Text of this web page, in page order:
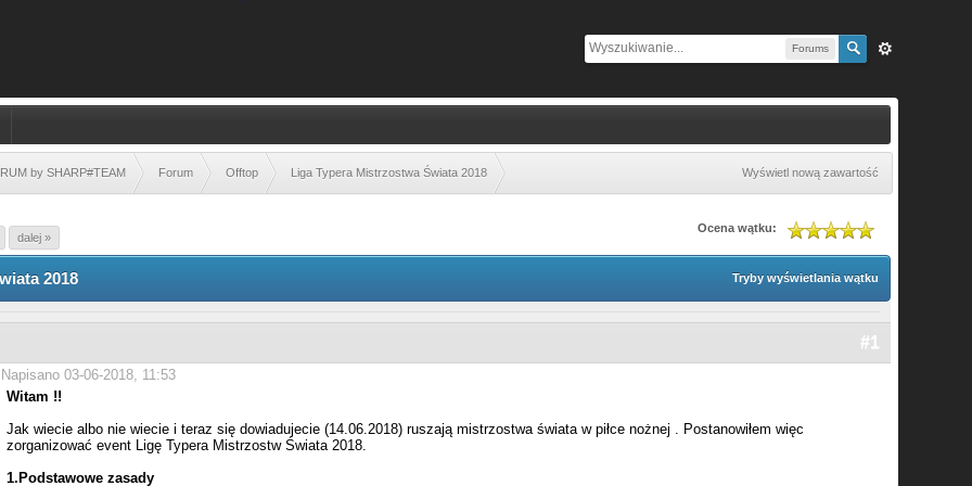
Forums
by SHARP#TEAM Forum Offtop Liga Typera Mistrzostwa Świata 2018 Wyświetl nową zawartość
dalej »
Ocena wątku:
Tryby wyświetlania wątku
2018
#1
Napisano 03-06-2018, 11:53
Witam !!
Jak wiecie albo nie wiecie i teraz się dowiadujecie (14.06.2018) ruszają mistrzostwa świata w piłce nożnej . Postanowiłem więc
zorganizować event Ligę Typera Mistrzostw Świata 2018.
1.Podstawowe zasady